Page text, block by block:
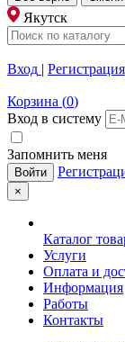
Якутск
Вход | Регистрация
Корзина (0)
Вход в систему
Запомнить меня
×
Каталог
Услуги
Оплата и
Информация
Работы
Контакты